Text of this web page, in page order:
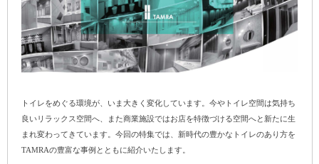
トイレをめぐる環境が、いま大きく変化しています。今やトイレ空間は気持ち
良いリラックス空間へ、また商業施設ではお店を特徴づける空間へと新たに生
まれ変わってきています。今回の特集では、新時代の豊かなトイレのあり方を
TAMRAの豊富な事例とともに紹介いたします。